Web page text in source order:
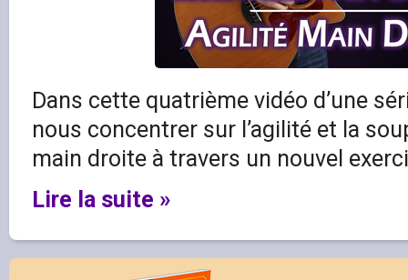
Dans cette quatrième vidéo d’une
nous concentrer sur l’agilité et la
main droite à travers un nouvel
Lire la suite »